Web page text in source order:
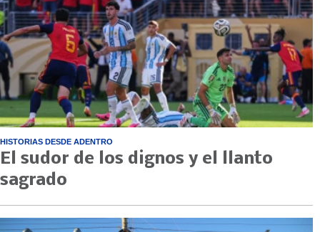
HISTORIAS DESDE ADENTRO
El sudor de los dignos y el llanto
sagrado